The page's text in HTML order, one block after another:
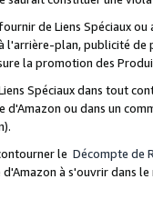
de Liens Spéciaux
plan, publicité
la promotion des
Spéciaux dans tout
ou dans un
le Décompte de
à s'ouvrir dans